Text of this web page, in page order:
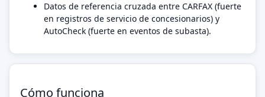
Datos de referencia cruzada entre CARFAX (fuerte
en registros de servicio de concesionarios) y
AutoCheck (fuerte en eventos de subasta).
Cómo funciona